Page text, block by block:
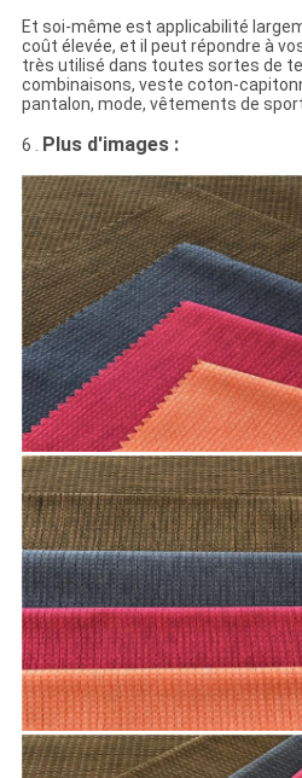
Et soi-même est applicabilité
coût élevée, et il peut répondre à
très utilisé dans toutes sortes de
combinaisons, veste coton-
pantalon, mode, vêtements de
6 . Plus d'images :